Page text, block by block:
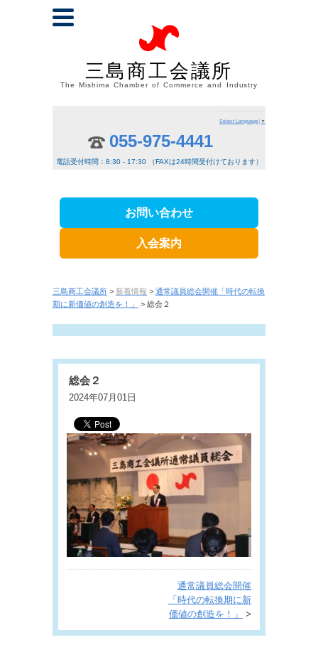
三島商工会議所
The Mishima Chamber of Commerce and Industry
Select Language ▼
055-975-4441
電話受付時間：8:30 - 17:30 （FAXは24時間受付けております）
お問い合わせ
入会案内
三島商工会議所 > 新着情報 > 通常議員総会開催「時代の転換
期に新価値の創造を！」
> 総会２
総会２
2024年07月01日
通常議員総会開催
「時代の転換期に新
価値の創造を！」
>